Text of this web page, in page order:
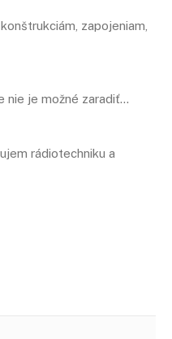
zapojeniam,
nie je možné zaradiť…
rádiotechniku a